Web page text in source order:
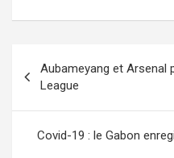
de
l’article
Aubameyang et Arsenal
League
Covid-19 : le Gabon